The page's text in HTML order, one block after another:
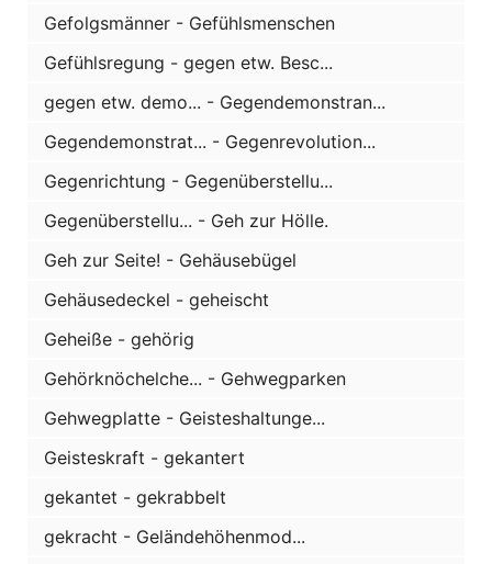
Gefolgsmänner - Gefühlsmenschen
Gefühlsregung - gegen etw. Besc...
gegen etw. demo... - Gegendemonstran...
Gegendemonstrat... - Gegenrevolution...
Gegenrichtung - Gegenüberstellu...
Gegenüberstellu... - Geh zur Hölle.
Geh zur Seite! - Gehäusebügel
Gehäusedeckel - geheischt
Geheiße - gehörig
Gehörknöchelche... - Gehwegparken
Gehwegplatte - Geisteshaltunge...
Geisteskraft - gekantert
gekantet - gekrabbelt
gekracht - Geländehöhenmod...